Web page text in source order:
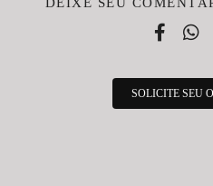
SOLICITE SEU